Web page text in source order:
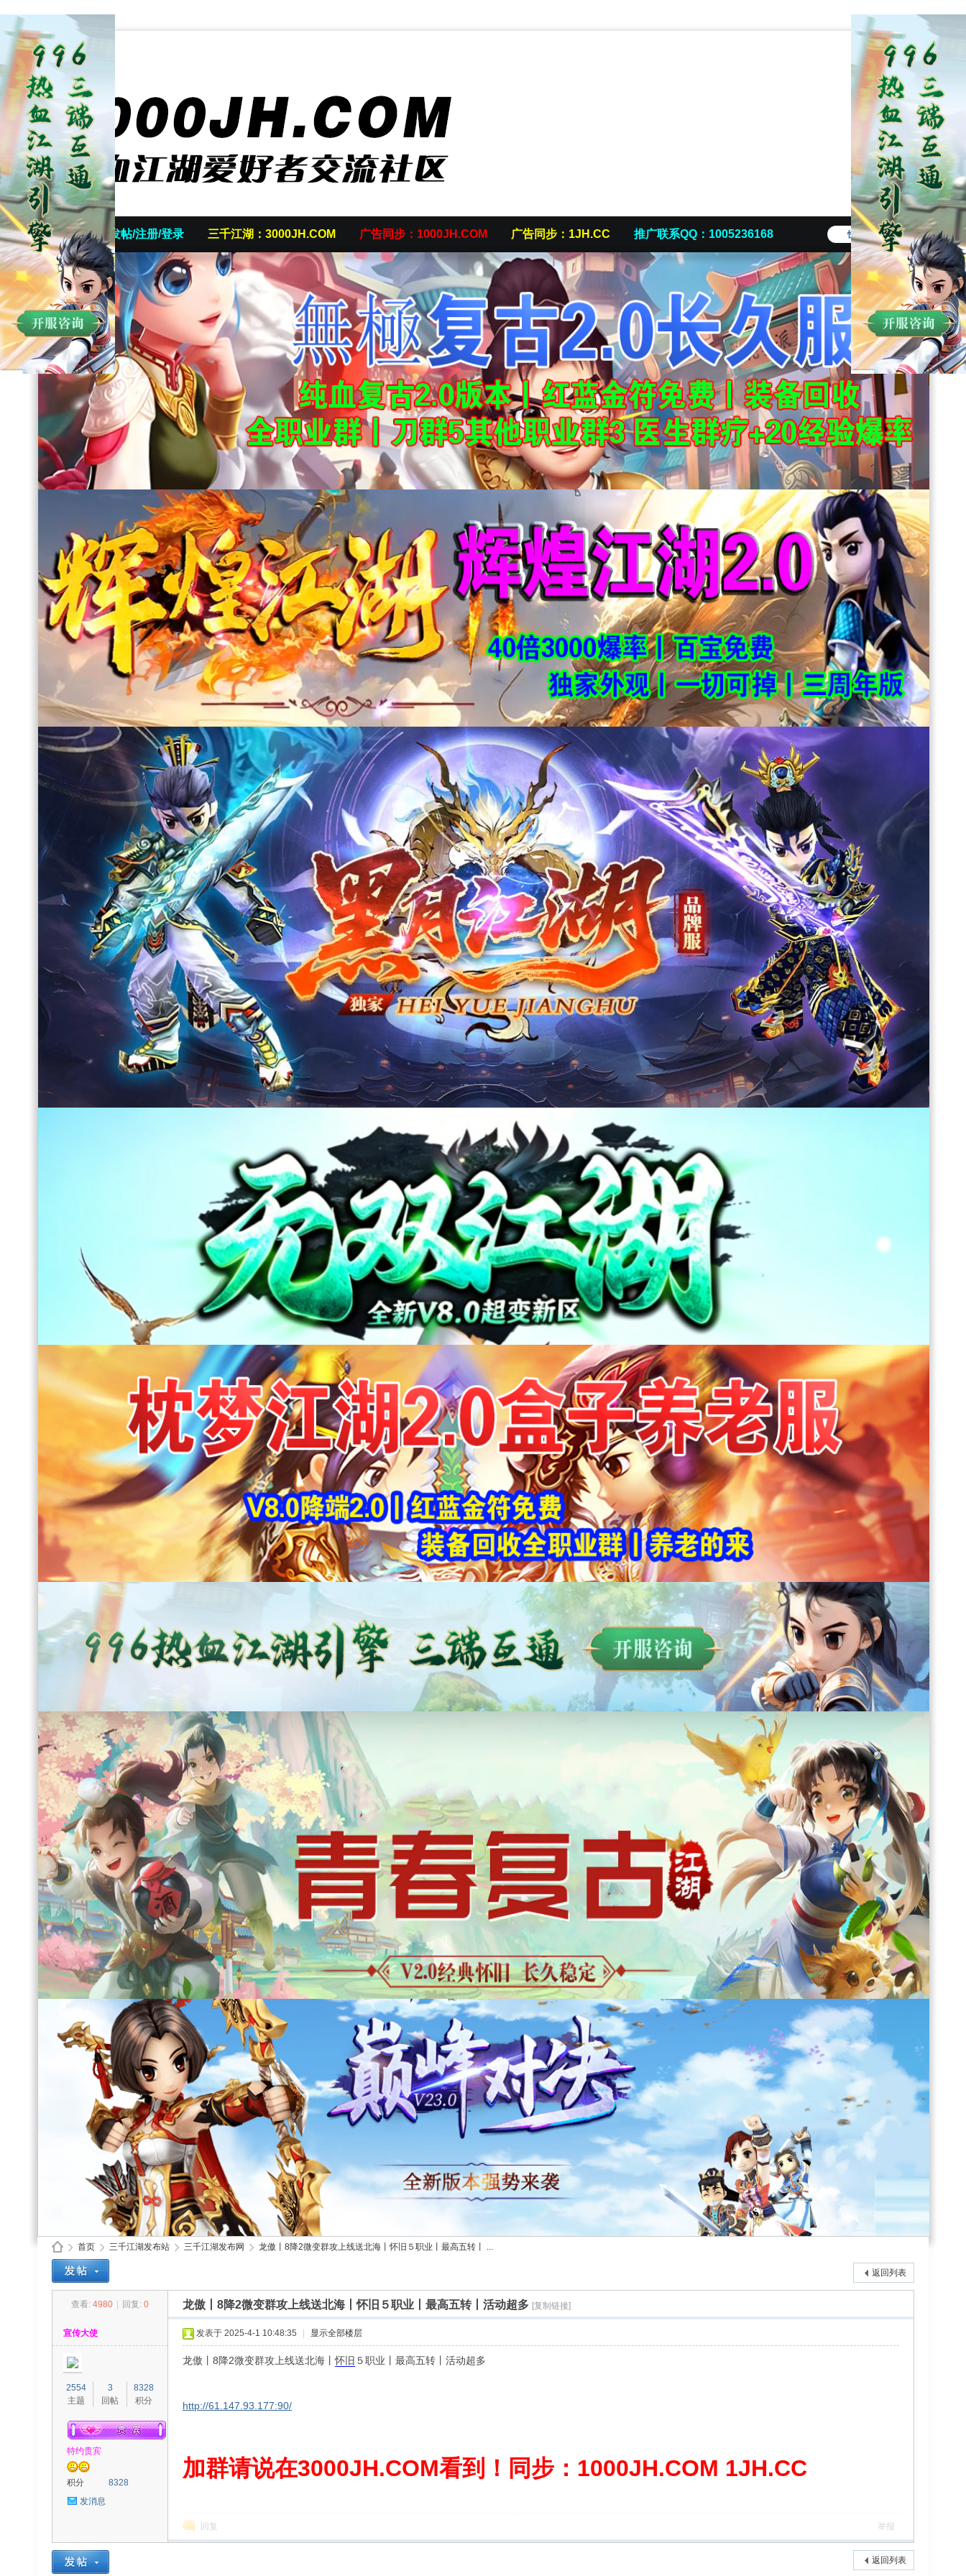
快捷导航
首页 发帖/注册/登录 三千江湖：3000JH.COM 广告同步：1000JH.COM 广告同步：1JH.CC 推广联系QQ：1005236168
首页
›
三千江湖发布站 三千江湖发布网
›
龙傲丨8降2微变群攻上线送北海丨怀旧５职业丨最高五转丨 ...
返回列表
查看: 4980 回复: 0 龙傲丨8降2微变群攻上线送北海丨怀旧５职业丨最高五转丨活动超多 [复制链接]
宣传大使
2554
主题
3
回帖
8328
积分
特约贵宾
积分
8328
发消息
发表于 2025-4-1 10:48:35 显示全部楼层
龙傲丨8降2微变群攻上线送北海丨怀旧 ５职业丨最高五转丨活动超多
http://61.147.93.177:90/
加群请说在3000JH.COM看到！同步：1000JH.COM 1JH.CC
回复 举报
返回列表